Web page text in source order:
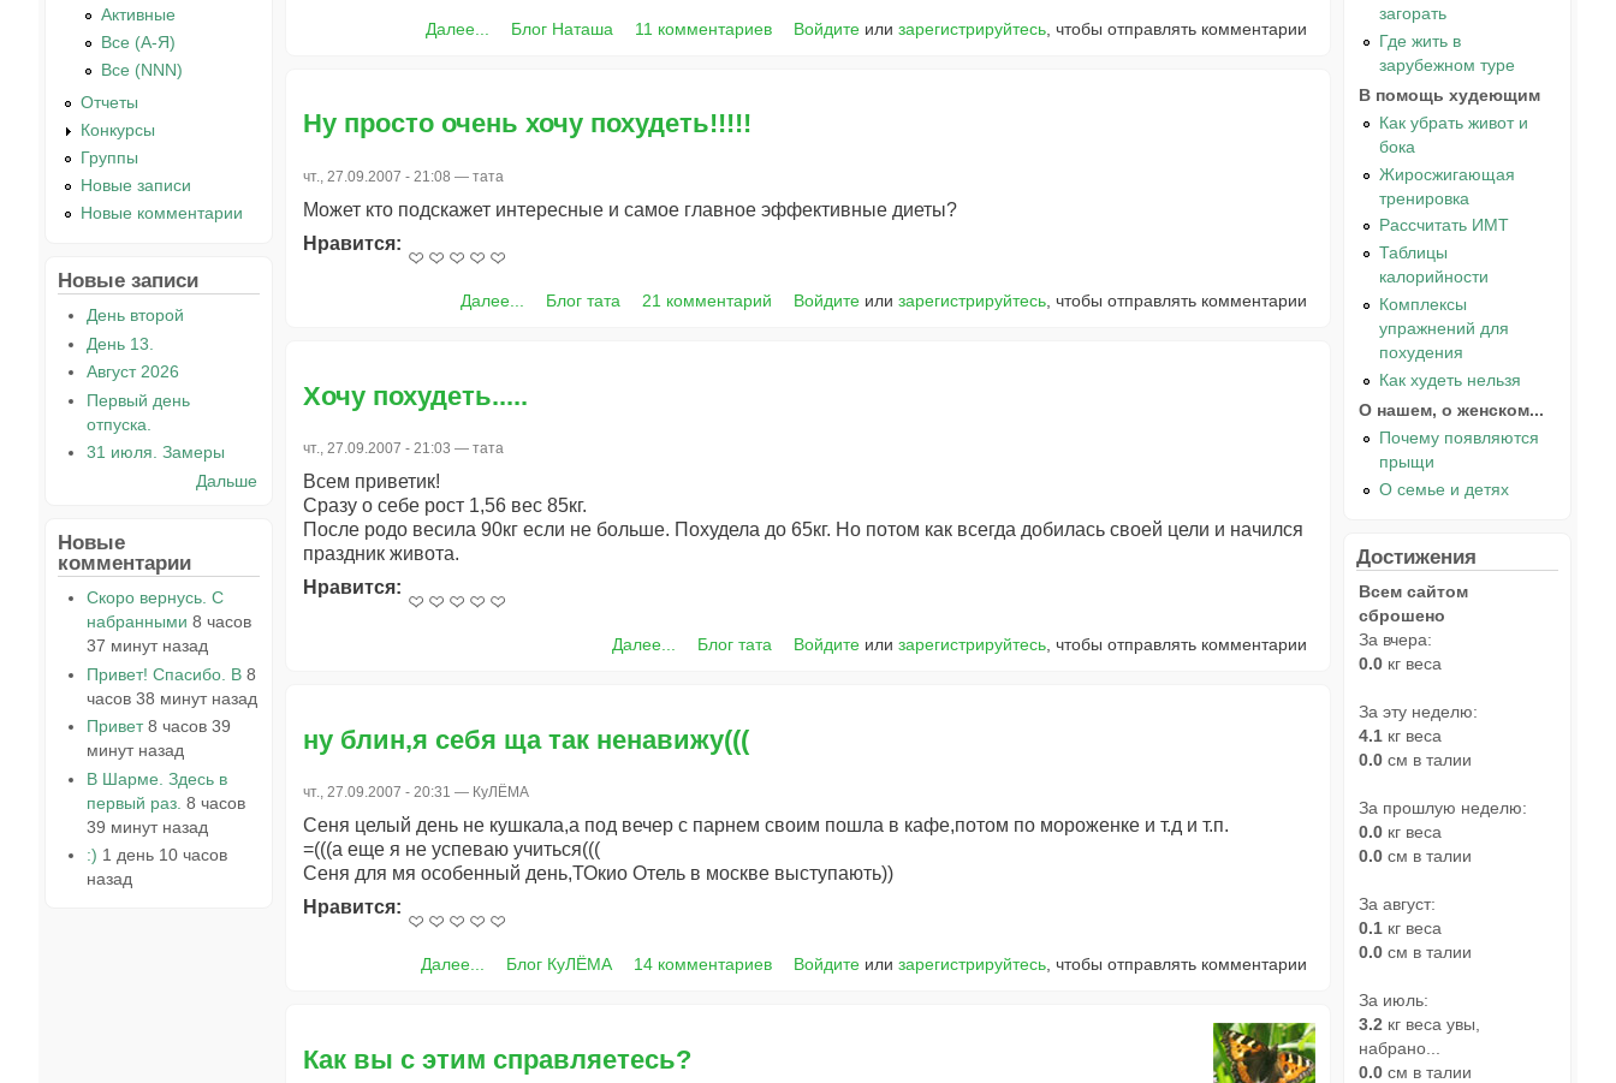
Далее... Блог Наташа 11 комментариев Войдите илизарегистрируйтесь , чтобы отправлять комментарии
Ну просто очень хочу похудеть!!!!!
чт., 27.09.2007 - 21:08 — тата
Может кто подскажет интересные и самое главное эффективные диеты?
Нравится:
Далее... Блог тата 21 комментарий Войдите илизарегистрируйтесь , чтобы отправлять комментарии
Хочу похудеть.....
чт., 27.09.2007 - 21:03 — тата
Всем приветик!
Сразу о себе рост 1,56 вес 85кг.
После родо весила 90кг если не больше. Похудела до 65кг. Но потом как всегда добилась своей цели и начился
праздник живота.
Нравится:
Далее... Блог тата Войдите илизарегистрируйтесь , чтобы отправлять комментарии
ну блин,я себя ща так ненавижу(((
чт., 27.09.2007 - 20:31 — КуЛЁМА
Сеня целый день не кушкала,а под вечер с парнем своим пошла в кафе,потом по мороженке и т.д и т.п.
=(((а еще я не успеваю учиться(((
Сеня для мя особенный день,ТОкио Отель в москве выступають))
Нравится:
Далее... Блог КуЛЁМА 14 комментариев Войдите илизарегистрируйтесь, чтобы отправлять комментарии
Как вы с этим справляетесь?
Активные
Все (А-Я)
Все (NNN)
Отчеты
Конкурсы
Группы
Новые записи
Новые комментарии
Новые записи
День второй
День 13.
Август 2026
Первый день
отпуска.
31 июля. Замеры
Дальше
Новые
комментарии
Скоро вернусь. С
набранными 8 часов
37 минут назад
Привет! Спасибо. В 8
часов 38 минут назад
Привет 8 часов 39
минут назад
В Шарме. Здесь в
первый раз. 8 часов
39 минут назад
:) 1 день 10 часов
назад
загорать
Где жить в
зарубежном туре
В помощь худеющим
Как убрать живот и
бока
Жиросжигающая
тренировка
Рассчитать ИМТ
Таблицы
калорийности
Комплексы
упражнений для
похудения
Как худеть нельзя
О нашем, о женском...
Почему появляются
прыщи
О семье и детях
Достижения
Всем сайтом
сброшено
За вчера:
0.0 кг веса
За эту неделю:
4.1 кг веса
0.0 см в талии
За прошлую неделю:
0.0 кг веса
0.0 см в талии
За август:
0.1 кг веса
0.0 см в талии
За июль:
3.2 кг веса увы,
набрано...
0.0 см в талии